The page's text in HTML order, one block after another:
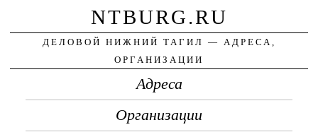
NTBURG.RU
ДЕЛОВОЙ НИЖНИЙ ТАГИЛ — АДРЕСА,
ОРГАНИЗАЦИИ
Адреса
Организации